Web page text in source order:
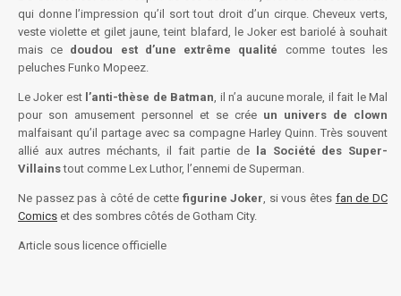
qui donne l’impression qu’il sort tout droit d’un cirque. Cheveux verts,
veste violette et gilet jaune, teint blafard, le Joker est bariolé à souhait
mais ce doudou est d’une extrême qualité comme toutes les
peluches Funko Mopeez.
Le Joker est l’anti-thèse de Batman, il n’a aucune morale, il fait le Mal
pour son amusement personnel et se crée un univers de clown
malfaisant qu’il partage avec sa compagne Harley Quinn. Très souvent
allié aux autres méchants, il fait partie de
la Société des Super-
Villainstout comme Lex Luthor, l’ennemi de Superman.
Ne passez pas à côté de cette figurine Joker, si vous êtes fan de DC
Comics et des sombres côtés de Gotham City.
Article sous licence officielle